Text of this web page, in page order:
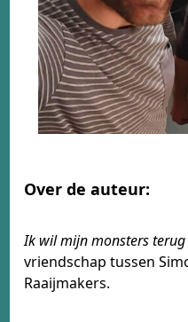
Over de auteur:
Ik wil mijn monsters terug
vriendschap tussen
Raaijmakers.